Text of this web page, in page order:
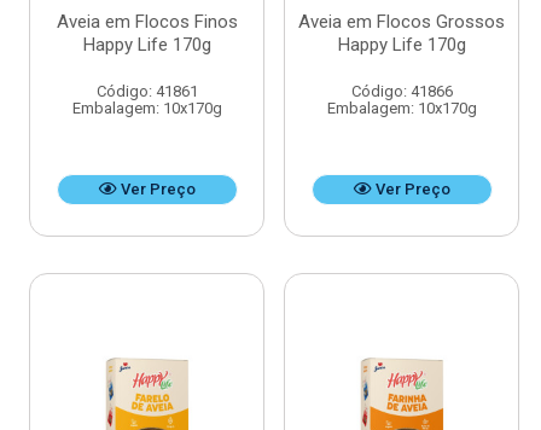
Aveia em Flocos Finos
Happy Life 170g
Código: 41861
Embalagem: 10x170g
Ver Preço
Aveia em Flocos Grossos
Happy Life 170g
Código: 41866
Embalagem: 10x170g
Ver Preço